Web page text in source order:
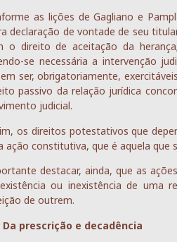
as lições de Gagliano e
declaração de vontade de seu
o direito de aceitação da
se necessária a intervenção
ser, obrigatoriamente,
passivo da relação jurídica
judicial.
os direitos potestativos que
ação constitutiva, que é aquela que
destacar, ainda, que as
ou inexistência de uma
de outrem.
Da prescrição e decadência